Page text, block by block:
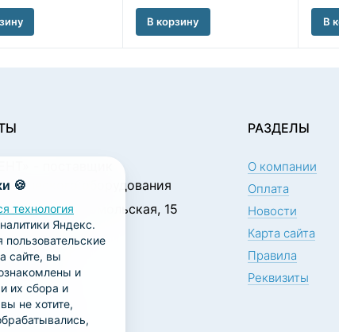
В корзину В
🍪
технология
Яндекс.
сайте, вы
и
их сбора и
не хотите,
оборудования
Уфа ул. Комсомольская, 15
09:00 - 18:00
- 17:00
212-00-15
РАЗДЕЛЫ
О компании
Оплата
Новости
Карта сайта
Правила
Реквизиты